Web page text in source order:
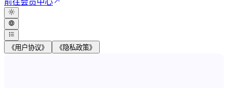
前往会员中心
light_mode
language
format_list_bulleted
《用户协议》 《隐私政策》